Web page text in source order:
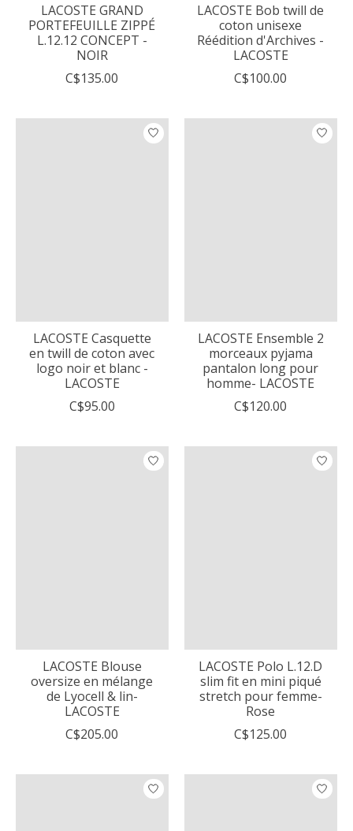
LACOSTE GRAND
PORTEFEUILLE ZIPPÉ
L.12.12 CONCEPT -
NOIR
C$135.00
LACOSTE Bob twill de
coton unisexe
Réédition d'Archives -
LACOSTE
C$100.00
LACOSTE Casquette
en twill de coton avec
logo noir et blanc -
LACOSTE
C$95.00
LACOSTE Ensemble 2
morceaux pyjama
pantalon long pour
homme- LACOSTE
C$120.00
LACOSTE Blouse
oversize en mélange
de Lyocell & lin-
LACOSTE
C$205.00
LACOSTE Polo L.12.D
slim fit en mini piqué
stretch pour femme-
Rose
C$125.00